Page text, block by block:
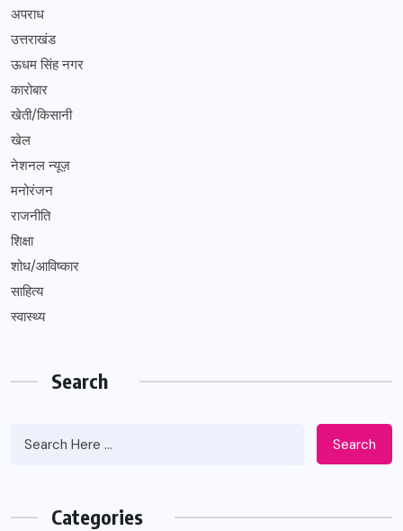
अपराध
उत्तराखंड
ऊधम सिंह नगर
कारोबार
खेती/किसानी
खेल
नेशनल न्यूज़
मनोरंजन
राजनीति
शिक्षा
शोध/आविष्कार
साहित्य
स्वास्थ्य
Search
Search
Categories